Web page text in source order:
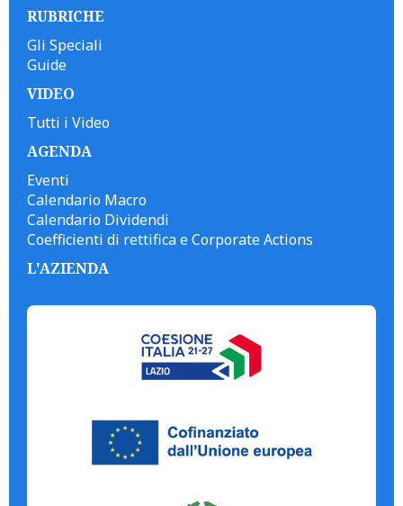
RUBRICHE
Gli Speciali
Guide
VIDEO
Tutti i Video
AGENDA
Eventi
Calendario Macro
Calendario Dividendi
Coefficienti di rettifica e Corporate Actions
L'AZIENDA